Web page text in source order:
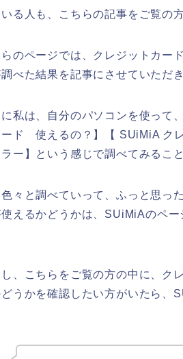
る人も、こちらの記事をご覧の
のページでは、クレジットカー
べた結果を記事にさせていただき
に私は、自分のパソコンを使って
ード 使えるの？】【 SUiMiA ク
ー】という感じで調べてみること
々と調べていって、ふっと思っ
えるかどうかは、SUiMiAのペ
、こちらをご覧の方の中に、ク
うかを確認したい方がいたら、